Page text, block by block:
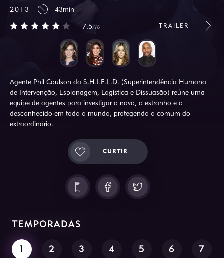
2013 43min
7.5/10 TRAILER
Agente Phil Coulson da S.H.I.E.L.D. (Superintendência Humana
de Intervenção, Espionagem, Logística e Dissuasão) reúne uma
equipe de agentes para investigar o novo, o estranho e o
desconhecido em todo o mundo, protegendo o comum do
extraordinário.
CURTIR
TEMPORADAS
1 2 3 4 5 6 7